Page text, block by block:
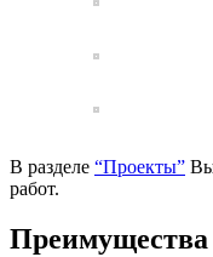
В разделе “Проекты”
работ.
Преимущества